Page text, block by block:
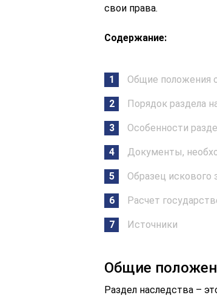
свои права.
Содержание:
Общие положения
Порядок раздела
Особенности
Документы,
Образец искового
Расчет
Источники
Общие
Раздел наследства –